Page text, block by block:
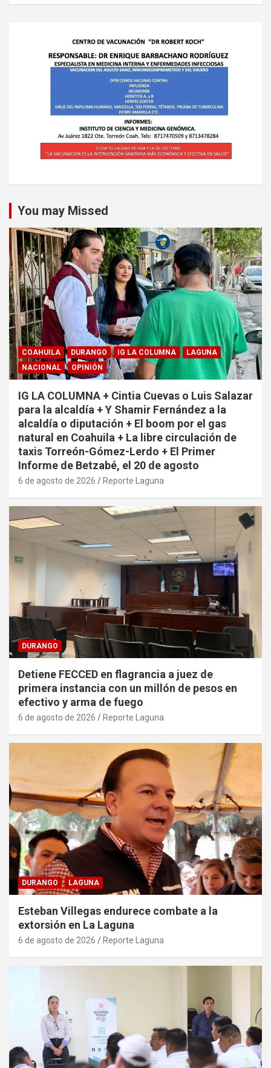
You may Missed
COAHUILA DURANGO IG LA COLUMNA
LAGUNA
NACIONAL
OPINIÓN
IG LA COLUMNA + Cintia Cuevas o Luis Salazar
para la alcaldía + Y Shamir Fernández a la
alcaldía o diputación + El boom por el gas
natural en Coahuila + La libre circulación de
taxis Torreón-Gómez-Lerdo + El Primer
Informe de Betzabé, el 20 de agosto
6 de agosto de 2026 Reporte Laguna
DURANGO
Detiene FECCED en flagrancia a juez de
primera instancia con un millón de pesos en
efectivo y arma de fuego
6 de agosto de 2026 Reporte Laguna
DURANGO LAGUNA
Esteban Villegas endurece combate a la
extorsión en La Laguna
6 de agosto de 2026 Reporte Laguna